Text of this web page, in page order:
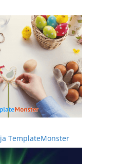
TemplateMonster